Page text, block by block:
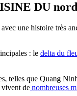
DU
une histoire très
: le delta du
telles que Quang
vivent de nombreuses